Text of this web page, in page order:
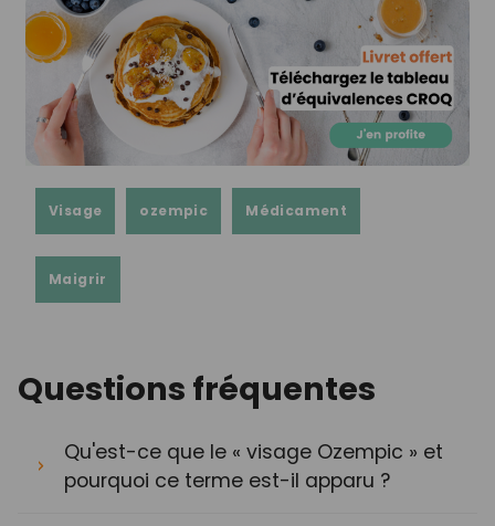
Visage ozempic Médicament
Maigrir
Questions fréquentes
Qu'est-ce que le « visage Ozempic » et
pourquoi ce terme est-il apparu ?